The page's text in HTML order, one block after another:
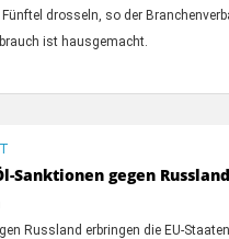
drosseln, so der
ist hausgemacht.
Sanktionen gegen
Russland erbringen die EU-